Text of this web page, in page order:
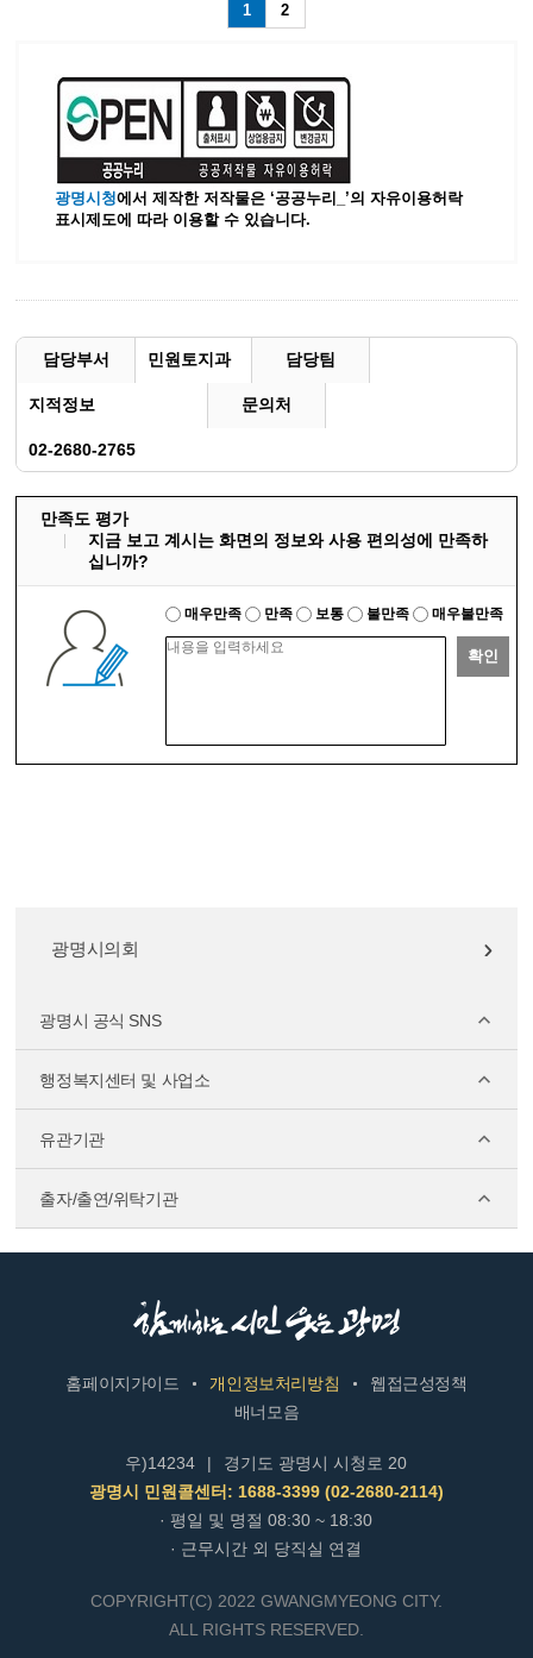
1 2
광명시청에서 제작한 저작물은 ‘공공누리_’의 자유이용허락
표시제도에 따라 이용할 수 있습니다.
담당부서 민원토지과 담당팀
지적정보 문의처
02-2680-2765
만족도 평가
지금 보고 계시는 화면의 정보와 사용 편의성에 만족하
십니까?
매우만족 만족 보통 불만족 매우불만족
확인
광명시의회
광명시 공식 SNS
행정복지센터 및 사업소
유관기관
출자/출연/위탁기관
홈페이지가이드 개인정보처리방침
웹접근성정책
배너모음
우)14234 |
경기도 광명시 시청로 20
광명시 민원콜센터: 1688-3399 (02-2680-2114)
· 평일 및 명절 08:30 ~ 18:30
· 근무시간 외 당직실 연결
COPYRIGHT(C) 2022 GWANGMYEONG CITY.
ALL RIGHTS RESERVED.